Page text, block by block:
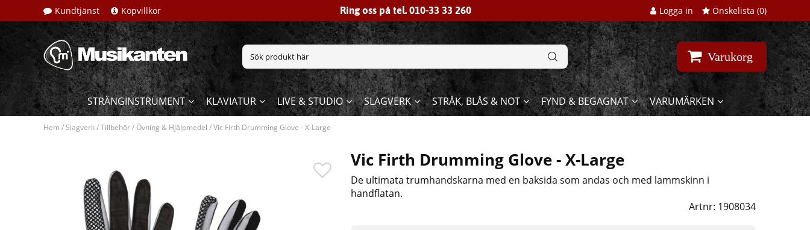
Kundtjänst Köpvillkor Ring oss på tel. 010-33 33 260 Logga in Önskelista (0)
Varukorg
STRÄNGINSTRUMENT KLAVIATUR LIVE & STUDIO SLAGVERK STRÅK, BLÅS & NOT FYND & BEGAGNAT VARUMÄRKEN
Hem /Slagverk/Tillbehör/Övning & Hjälpmedel /Vic Firth Drumming Glove - X-Large
Vic Firth Drumming Glove - X-Large
De ultimata trumhandskarna med en baksida som andas och med lammskinn i
handflatan.
Artnr: 1908034